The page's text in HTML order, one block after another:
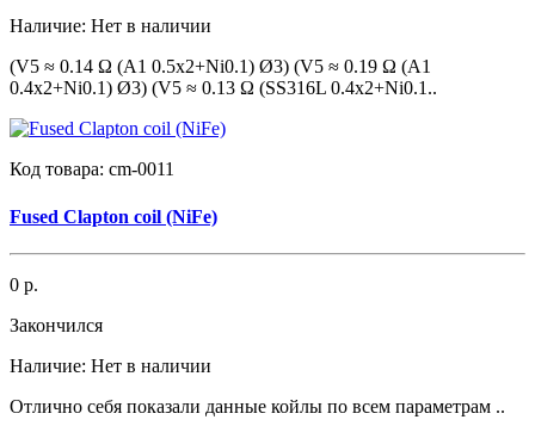
Наличие: Нет в наличии
(V5 ≈ 0.14 Ω (A1 0.5x2+Ni0.1) Ø3) (V5 ≈ 0.19 Ω (A1
0.4x2+Ni0.1) Ø3) (V5 ≈ 0.13 Ω (SS316L 0.4x2+Ni0.1..
Код товара: cm-0011
Fused Clapton coil (NiFe)
0 р.
Закончился
Наличие: Нет в наличии
Отлично себя показали данные койлы по всем параметрам ..